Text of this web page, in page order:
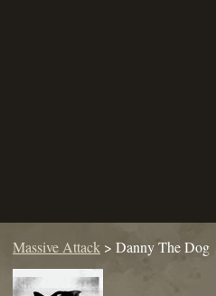
Massive Attack > Danny The Dog